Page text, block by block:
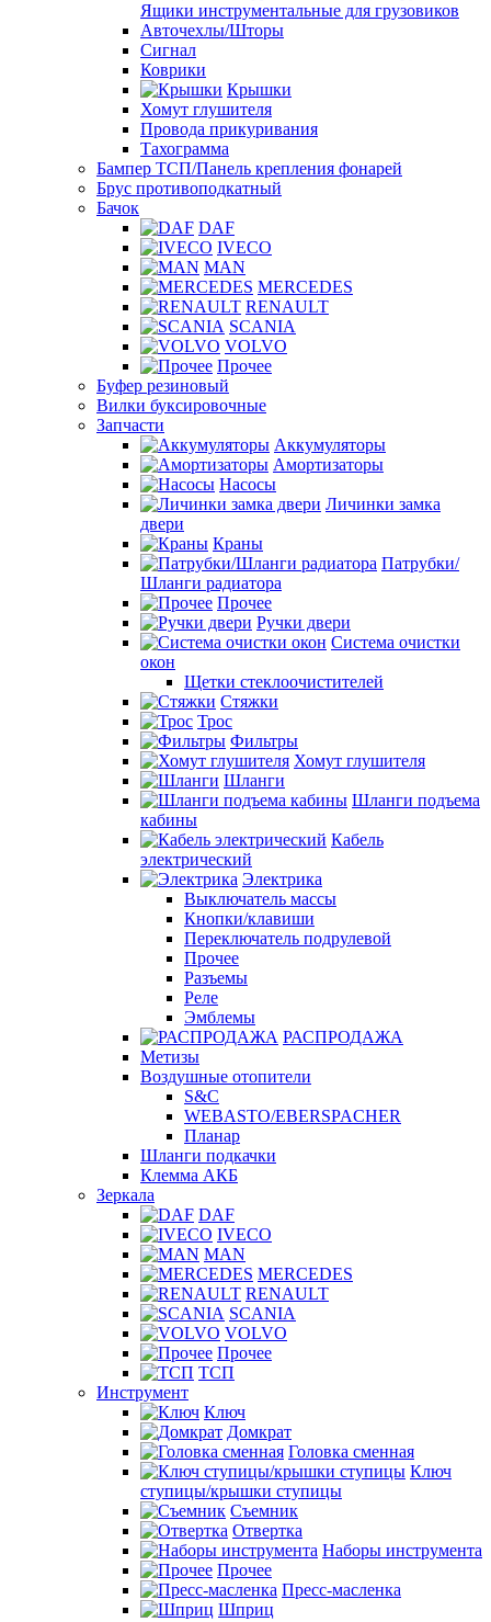
Ящики инструментальные для грузовиков
Авточехлы/Шторы
Сигнал
Коврики
Крышки
Хомут глушителя
Провода прикуривания
Тахограмма
Бампер ТСП/Панель крепления фонарей
Брус противоподкатный
Бачок
DAF
IVECO
MAN
MERCEDES
RENAULT
SCANIA
VOLVO
Прочее
Буфер резиновый
Вилки буксировочные
Запчасти
Аккумуляторы
Амортизаторы
Насосы
Личинки замка
двери
Краны
Патрубки/
Шланги радиатора
Прочее
Ручки двери
Система очистки
окон
Щетки стеклоочистителей
Стяжки
Трос
Фильтры
Хомут глушителя
Шланги
Шланги подъема
кабины
Кабель
электрический
Электрика
Выключатель массы
Кнопки/клавиши
Переключатель подрулевой
Прочее
Разъемы
Реле
Эмблемы
РАСПРОДАЖА
Метизы
Воздушные отопители
S&C
WEBASTO/EBERSPACHER
Планар
Шланги подкачки
Клемма АКБ
Зеркала
DAF
IVECO
MAN
MERCEDES
RENAULT
SCANIA
VOLVO
Прочее
ТСП
Инструмент
Ключ
Домкрат
Головка сменная
Ключ
ступицы/крышки ступицы
Съемник
Отвертка
Наборы инструмента
Прочее
Пресс-масленка
Шприц